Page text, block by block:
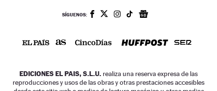
SÍGUENOS:
EDICIONES EL PAIS, S.L.U. realiza una reserva expresa de las
reproducciones y usos de las obras y otras prestaciones accesibles